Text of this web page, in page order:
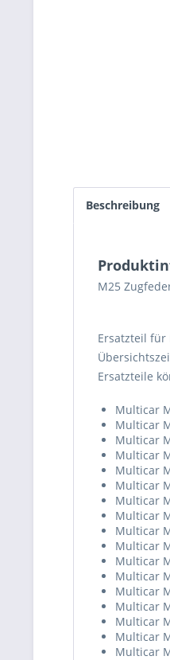
Beschreibung
M25
Ersatzteil für
Ersatzteile
Multicar
Multicar
Multicar
Multicar
Multicar
Multicar
Multicar
Multicar
Multicar
Multicar
Multicar
Multicar
Multicar
Multicar
Multicar
Multicar
Multicar